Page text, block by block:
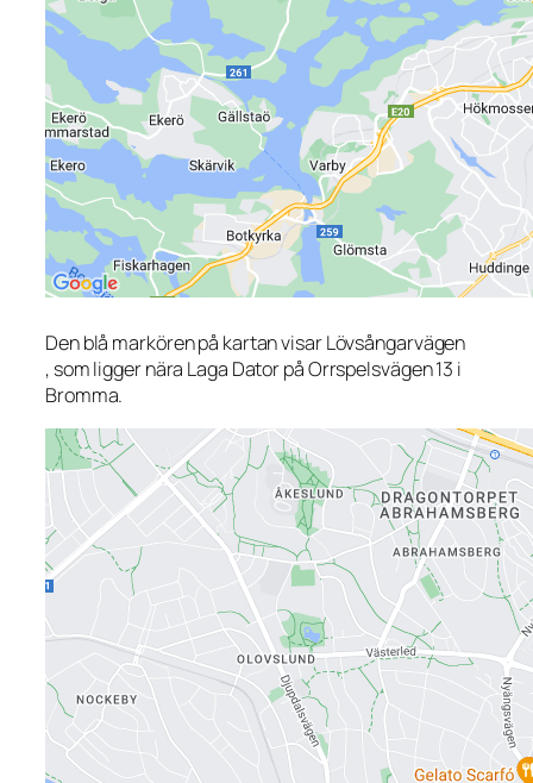
Den blå markören på kartan visar Lövsångarvägen
, som ligger nära Laga Dator på Orrspelsvägen 13 i
Bromma.